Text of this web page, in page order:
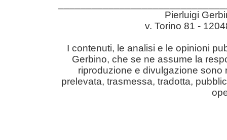
Pierluigi
v. Torino 81 -
I contenuti, le analisi e le opinioni
Gerbino, che se ne assume la
riproduzione e divulgazione sono
prelevata, trasmessa, tradotta,